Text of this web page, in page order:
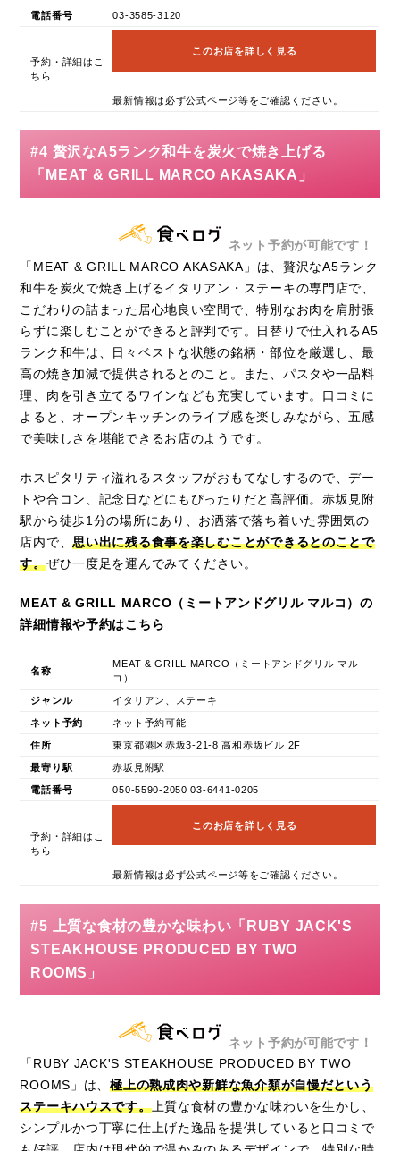
電話番号 03-3585-3120
予約・詳細はこ
ちら
このお店を詳しく見る
最新情報は必ず公式ページ等をご確認ください。
#4 贅沢なA5ランク和牛を炭火で焼き上げる
「MEAT & GRILL MARCO AKASAKA」
ネット予約が可能です！
「MEAT & GRILL MARCO AKASAKA」は、贅沢なA5ランク
和牛を炭火で焼き上げるイタリアン・ステーキの専門店で、
こだわりの詰まった居心地良い空間で、特別なお肉を肩肘張
らずに楽しむことができると評判です。日替りで仕入れるA5
ランク和牛は、日々ベストな状態の銘柄・部位を厳選し、最
高の焼き加減で提供されるとのこと。また、パスタや一品料
理、肉を引き立てるワインなども充実しています。口コミに
よると、オープンキッチンのライブ感を楽しみながら、五感
で美味しさを堪能できるお店のようです。
ホスピタリティ溢れるスタッフがおもてなしするので、デー
トや合コン、記念日などにもぴったりだと高評価。赤坂見附
駅から徒歩1分の場所にあり、お洒落で落ち着いた雰囲気の
店内で、思い出に残る食事を楽しむことができるとのことで
す。ぜひ一度足を運んでみてください。
MEAT & GRILL MARCO（ミートアンドグリル マルコ）の
詳細情報や予約はこちら
名称
MEAT & GRILL MARCO（ミートアンドグリル マル
コ）
ジャンル イタリアン、ステーキ
ネット予約 ネット予約可能
住所 東京都港区赤坂3-21-8 高和赤坂ビル 2F
最寄り駅 赤坂見附駅
電話番号 050-5590-2050 03-6441-0205
予約・詳細はこ
ちら
このお店を詳しく見る
最新情報は必ず公式ページ等をご確認ください。
#5 上質な食材の豊かな味わい「RUBY JACK'S
STEAKHOUSE PRODUCED BY TWO
ROOMS」
ネット予約が可能です！
「RUBY JACK'S STEAKHOUSE PRODUCED BY TWO
ROOMS」は、極上の熟成肉や新鮮な魚介類が自慢だという
ステーキハウスです。上質な食材の豊かな味わいを生かし、
シンプルかつ丁寧に仕上げた逸品を提供していると口コミで